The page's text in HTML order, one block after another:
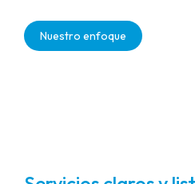
para el futuro que se
medida que
Nuestro enfoque